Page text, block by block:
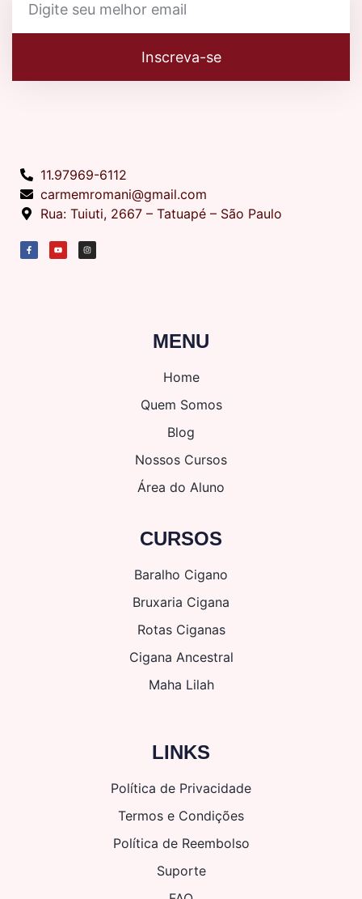
Inscreva-se
11.97969-6112
carmemromani@gmail.com
Rua: Tuiuti, 2667 – Tatuapé – São Paulo
MENU
Home
Quem Somos
Blog
Nossos Cursos
Área do Aluno
CURSOS
Baralho Cigano
Bruxaria Cigana
Rotas Ciganas
Cigana Ancestral
Maha Lilah
LINKS
Política de Privacidade
Termos e Condições
Política de Reembolso
Suporte